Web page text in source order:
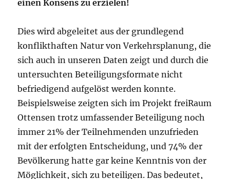
einen Konsens zu erzielen!
Dies wird abgeleitet aus der grundlegend
konflikthaften Natur von Verkehrsplanung, die
sich auch in unseren Daten zeigt und durch die
untersuchten Beteiligungsformate nicht
befriedigend aufgelöst werden konnte.
Beispielsweise zeigten sich im Projekt freiRaum
Ottensen trotz umfassender Beteiligung noch
immer 21% der Teilnehmenden unzufrieden
mit der erfolgten Entscheidung, und 74% der
Bevölkerung hatte gar keine Kenntnis von der
Möglichkeit, sich zu beteiligen. Das bedeutet,